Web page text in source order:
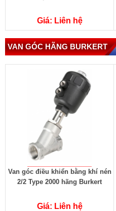
Giá: Liên hệ
VAN GÓC HÃNG BURKERT
Van góc điều khiển bằng khí nén
2/2 Type 2000 hãng Burkert
Giá: Liên hệ